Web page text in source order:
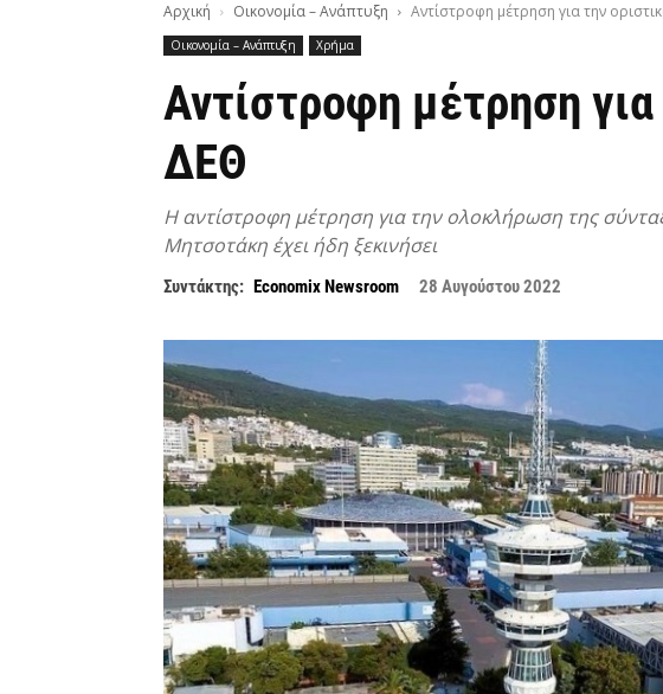
Αρχική Οικονομία – Ανάπτυξη Αντίστροφη μέτρηση για την
Οικονομία – Ανάπτυξη Χρήμα
Αντίστροφη μέτρηση
ΔΕΘ
Η αντίστροφη μέτρηση για την ολοκλήρωση της
Μητσοτάκη έχει ήδη ξεκινήσει
Συντάκτης: Economix Newsroom 28 Αυγούστου 2022